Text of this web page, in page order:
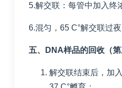
5.解交联：每管中加入终
6.混匀，65 C°解交联过夜
五、DNA样品的回收（第
解交联结束后，加